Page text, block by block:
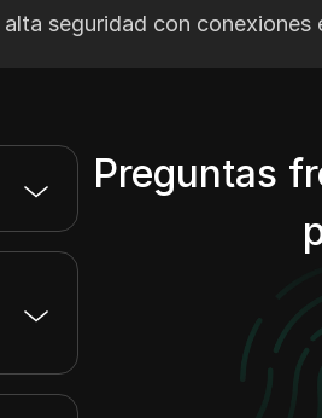
alta seguridad con conexiones
Preguntas